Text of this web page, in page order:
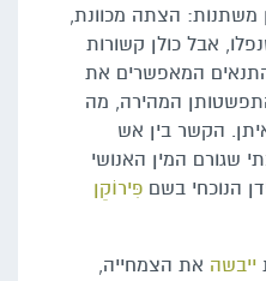
משתנות: הצתה מכוונת,
אבל כולן קשורות
המאפשרים את
המהירה, מה
הקשר בין אש
שגורם המין האנושי
הנוכחי בשם פִּירוֹקֵן
ייבשה את הצמחייה,